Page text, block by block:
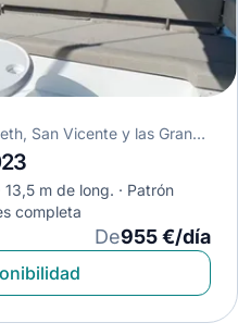
Bequia Marina, Puerto Elizabeth, San Vicente y las Granadinas
13,5 m de long.
Patrón
completa
De955 €/día